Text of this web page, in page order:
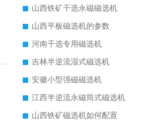
山西铁矿干选永磁磁选机
山西平板磁选机的参数
河南干选专用磁选机
贵州矿山用干选磁选机怎样调磁
吉林半逆流湿式磁选机
安徽小型强磁磁选机
江西半逆流永磁筒式磁选机
山西铁矿磁选机如何配置